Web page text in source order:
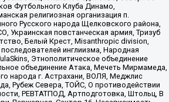
Футбольного Клуба Динамо,
религиозная организация п.
Русского народа Щелковского района,
Украинская повстанческая армия, Тризуб
Белый Крест, Misanthropic division,
инглиизма, Народная
Этнополитическое объединение
объединение Атака, Мечеть Мирмамеда,
народа г. Астрахани, ВОЛЯ, Меджлис
Рубеж Севера, ТОЙС, О противодействии
РЕВТАТПОД, Артподготовка, Штольц, В